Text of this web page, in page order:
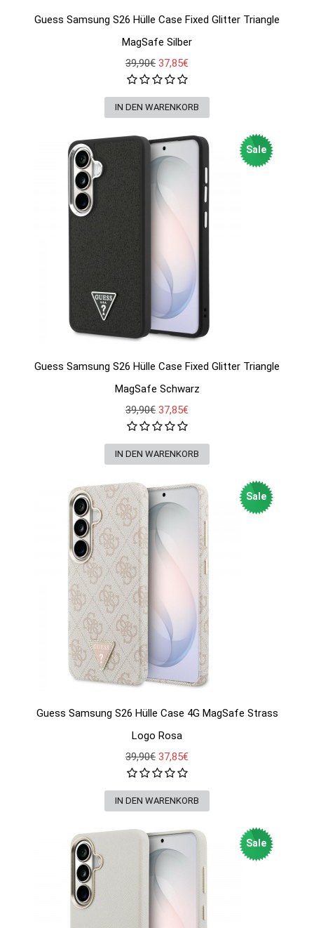
Guess Samsung S26 Hülle Case Fixed Glitter Triangle
MagSafe Silber
39,90€ 37,85€
Sale
Guess Samsung S26 Hülle Case Fixed Glitter Triangle
MagSafe Schwarz
39,90€ 37,85€
Sale
Guess Samsung S26 Hülle Case 4G MagSafe Strass
Logo Rosa
39,90€ 37,85€
Sale